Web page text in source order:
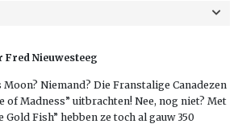
Fred Nieuwesteeg
Moon? Niemand? Die Franstalige Canadezen
of Madness” uitbrachten! Nee, nog niet? Met
Gold Fish” hebben ze toch al gauw 350